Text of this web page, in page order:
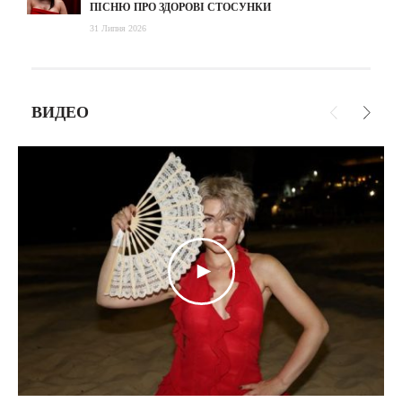
ПІСНЮ ПРО ЗДОРОВІ СТОСУНКИ
31 Липня 2026
ВИДЕО